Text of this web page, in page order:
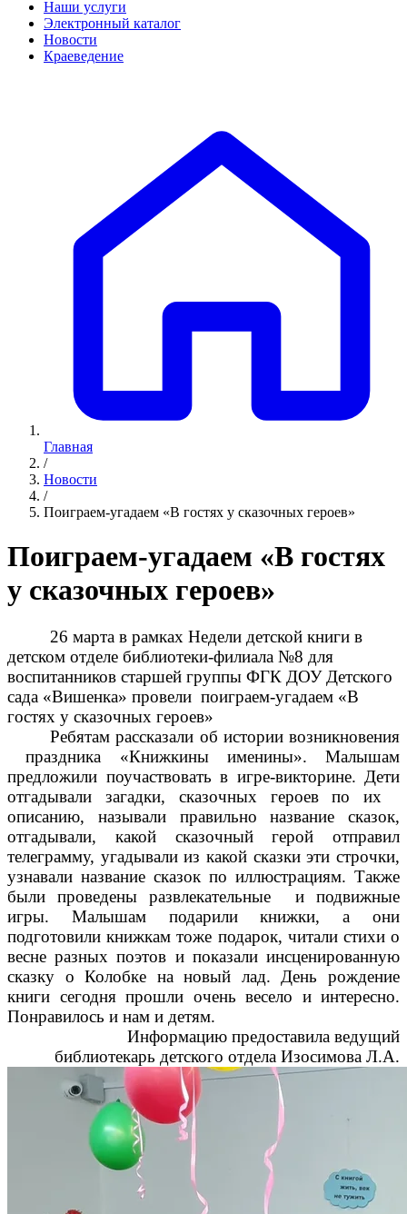
Наши услуги
Электронный каталог
Новости
Краеведение
Главная
/
Новости
/
Поиграем-угадаем «В гостях у сказочных героев»
Поиграем-угадаем «В гостях
у сказочных героев»
26 марта в рамках Недели детской книги в
детском отделе библиотеки-филиала №8 для
воспитанников старшей группы ФГК ДОУ Детского
сада «Вишенка» провели поиграем-угадаем «В
гостях у сказочных героев»
Ребятам рассказали об истории возникновения
праздника «Книжкины именины». Малышам
предложили поучаствовать в игре-викторине. Дети
отгадывали загадки, сказочных героев по их
описанию, называли правильно название сказок,
отгадывали, какой сказочный герой отправил
телеграмму, угадывали из какой сказки эти строчки,
узнавали название сказок по иллюстрациям. Также
были проведены развлекательные и подвижные
игры. Малышам подарили книжки, а они
подготовили книжкам тоже подарок, читали стихи о
веснеразных поэтов и показали инсценированную
сказку о Колобке на новый лад. День рождение
книги сегодня прошли очень весело и интересно.
Понравилось и нам и детям.
Информацию предоставила ведущий
библиотекарь детского отдела Изосимова Л.А.